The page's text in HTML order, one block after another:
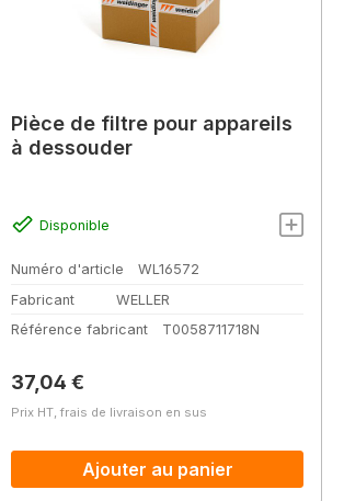
Pièce de filtre pour appareils
à dessouder
Disponible
Numéro d'article
WL16572
Fabricant
WELLER
Référence fabricant
T0058711718N
Prix régulier :
37,04 €
Prix HT, frais de livraison en sus
Ajouter au panier